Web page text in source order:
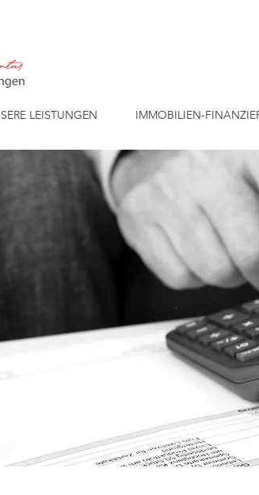
LEISTUNGEN IMMOBILIEN-